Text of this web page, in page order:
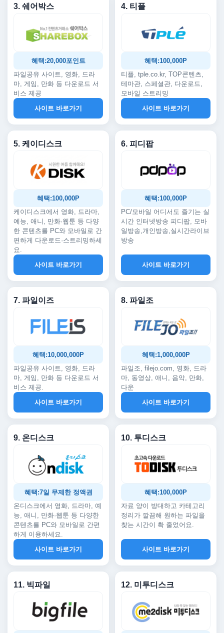
3. 쉐어박스
혜택:20,000포인트
파일공유 사이트, 영화, 드라
마, 게임, 만화 등 다운로드 서
비스 제공
사이트 바로가기
4. 티플
혜택:100,000P
티플, tple.co.kr, TOP콘텐츠,
테마관, 스페셜관, 다운로드,
모바일 스트리밍
사이트 바로가기
5. 케이디스크
혜택:100,000P
케이디스크에서 영화, 드라마,
예능, 애니, 만화·웹툰 등 다양
한 콘텐츠를 PC와 모바일로 간
편하게 다운로드·스트리밍하세
요.
사이트 바로가기
6. 피디팝
혜택:100,000P
PC/모바일 어디서도 즐기는 실
시간 인터넷방송 피디팝, 모바
일방송,개인방송,실시간라이브
방송
사이트 바로가기
7. 파일이즈
혜택:10,000,000P
파일공유 사이트, 영화, 드라
마, 게임, 만화 등 다운로드 서
비스 제공.
사이트 바로가기
8. 파일조
혜택:1,000,000P
파일조, filejo.com, 영화, 드라
마, 동영상, 애니, 음악, 만화,
다운
사이트 바로가기
9. 온디스크
혜택:7일 무제한 정액권
온디스크에서 영화, 드라마, 예
능, 애니, 만화·웹툰 등 다양한
콘텐츠를 PC와 모바일로 간편
하게 이용하세요.
사이트 바로가기
10. 투디스크
혜택:100,000P
자료 양이 방대하고 카테고리
정리가 깔끔해 원하는 파일을
찾는 시간이 확 줄었어요.
사이트 바로가기
11. 빅파일 12. 미투디스크